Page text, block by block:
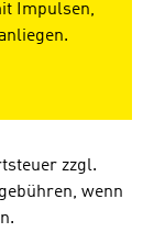
Impulsen,
zzgl.
wenn